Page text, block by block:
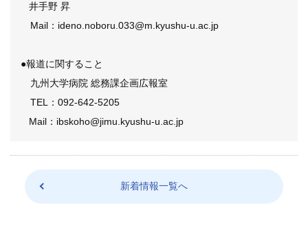
井手野 昇
Mail：ideno.noboru.033@m.kyushu-u.ac.jp
●報道に関すること
九州大学病院 総務課企画広報室
TEL：092-642-5205
Mail：ibskoho@jimu.kyushu-u.ac.jp
新着情報一覧へ